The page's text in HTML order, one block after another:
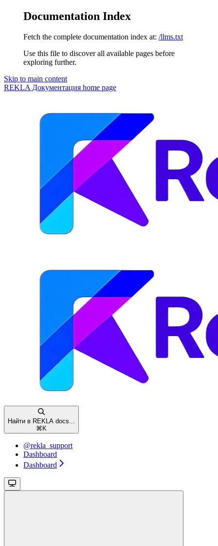
Documentation Index
Fetch the complete documentation index at: /llms.txt
Use this file to discover all available pages before
exploring further.
Skip to main content
REKLA Документация home page
Найти в REKLA docs...
⌘ K
@rekla_support
Dashboard
Dashboard